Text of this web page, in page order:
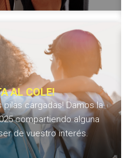
AL COLE!
pilas cargadas! Damos la
compartiendo alguna
de vuestro interés.